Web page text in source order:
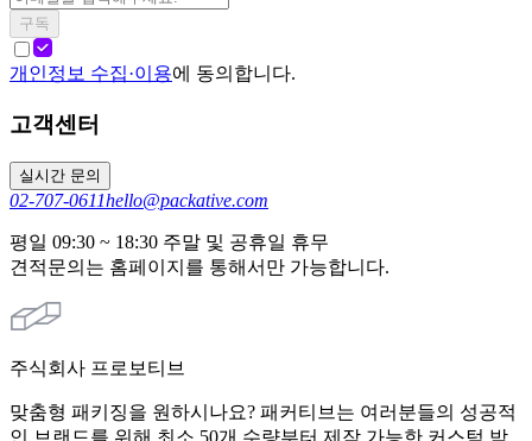
구독
개인정보 수집·이용에 동의합니다.
고객센터
실시간 문의
02-707-0611hello@packative.com
평일 09:30 ~ 18:30 주말 및 공휴일 휴무
견적문의는 홈페이지를 통해서만 가능합니다.
주식회사 프로보티브
맞춤형 패키징을 원하시나요? 패커티브는 여러분들의 성공적